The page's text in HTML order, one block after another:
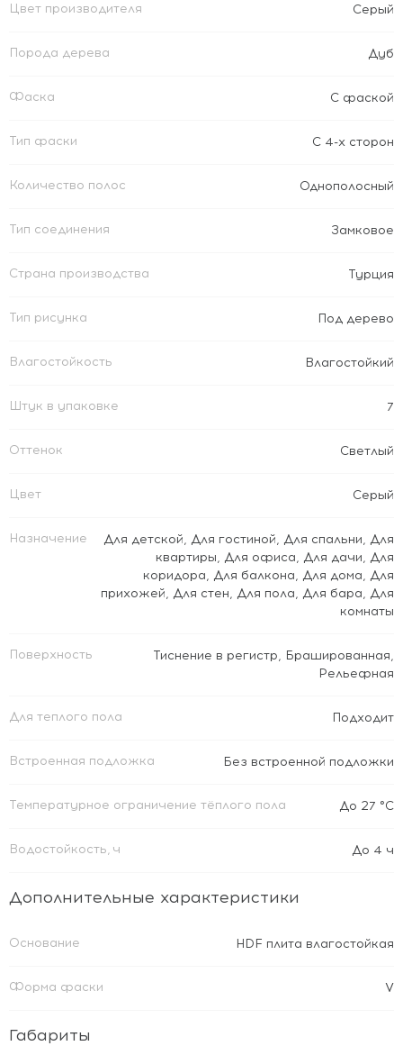
Цвет производителя Серый
Порода дерева Дуб
Фаска С фаской
Тип фаски С 4-х сторон
Количество полос Однополосный
Тип соединения Замковое
Страна производства Турция
Тип рисунка Под дерево
Влагостойкость Влагостойкий
Штук в упаковке 7
Оттенок Светлый
Цвет Серый
Назначение Для детской, Для гостиной, Для спальни, Для
квартиры, Для офиса, Для дачи, Для
коридора, Для балкона, Для дома, Для
прихожей, Для стен, Для пола, Для бара, Для
комнаты
Поверхность Тиснение в регистр, Брашированная,
Рельефная
Для теплого пола Подходит
Встроенная подложка Без встроенной подложки
Температурное ограничение тёплого пола До 27 °C
Водостойкость, ч До 4 ч
Дополнительные характеристики
Основание HDF плита влагостойкая
Форма фаски V
Габариты